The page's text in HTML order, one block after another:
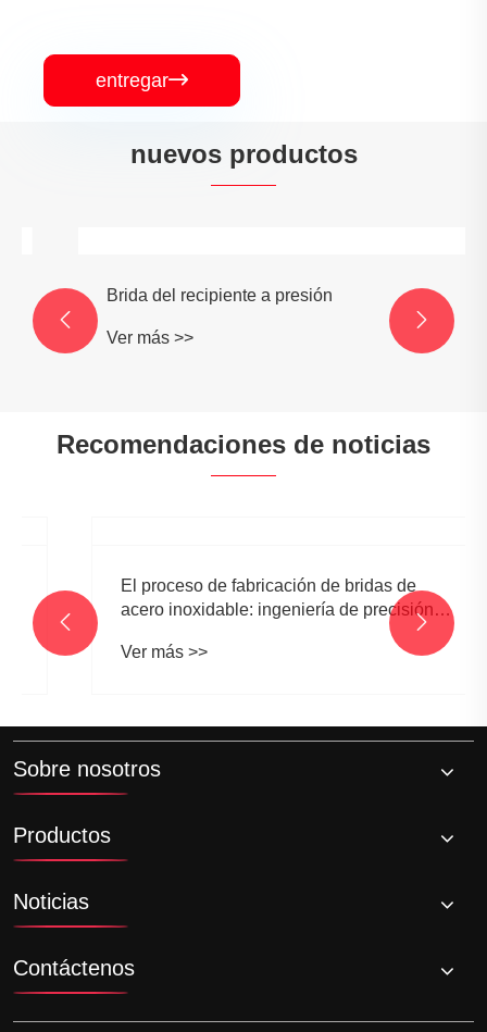
entregar
nuevos productos
Brida del recipiente a presión
Ver más >>
acero inoxidable: ingeniería de precisión
Ver más >>